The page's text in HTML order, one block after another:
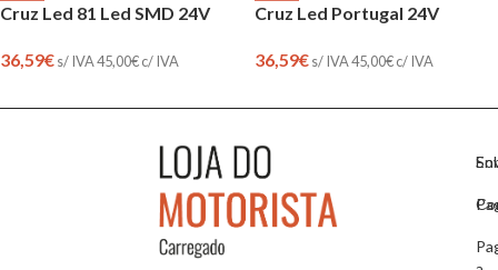
Cruz Led 81 Led SMD 24V
36,59€s/ IVA45,00€c/ IVA
Cruz Led Portugal 24V
36,59€s/ IVA45,00€c/ IVA